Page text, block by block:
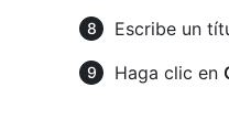
Escribe un
Haga clic en